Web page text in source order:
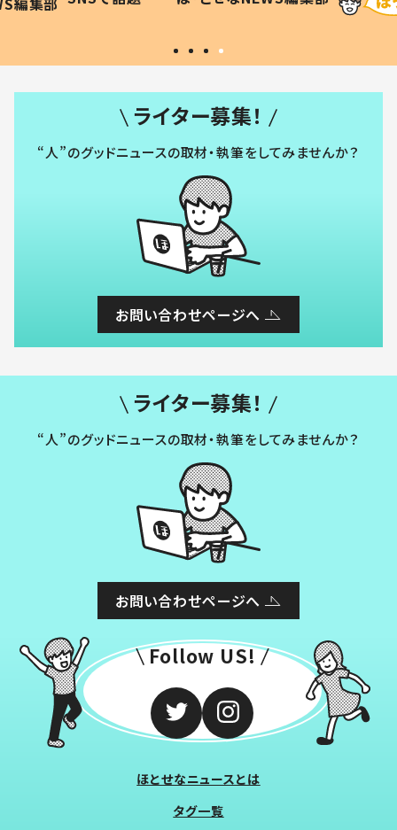
#令和の子
い」
ライター募集！
“人”のグッドニュースの取材・執筆をしてみませんか？
お問い合わせページへ
ライター募集！
“人”のグッドニュースの取材・執筆をしてみませんか？
お問い合わせページへ
Follow US!
ほとせなニュースとは
タグ一覧